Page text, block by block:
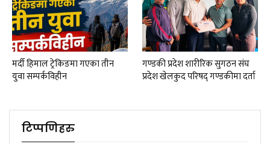
मर्दी हिमाल ट्रेकिङमा गएका तीन
युवा सम्पर्कविहीन
गण्डकी प्रदेश शारीरिक सुगठन संघ
प्रदेश खेलकुद परिषद् गण्डकीमा दर्ता
टिप्पणिहरु